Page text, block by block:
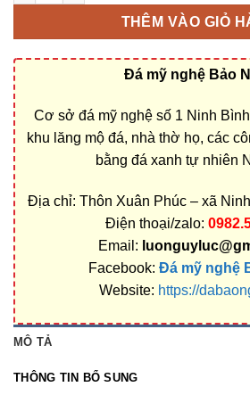
THÊM VÀO GIỎ
Đá mỹ nghệ Bảo
Cơ sở đá mỹ nghệ số 1 Ninh
khu lăng mộ đá, nhà thờ họ, các
bằng đá xanh tự nhiên
Địa chỉ: Thôn Xuân Phúc – xã
Điện thoại/zalo:
Email:
Facebook: Đá mỹ nghệ
Website: https://
MÔ TẢ
THÔNG TIN BỔ SUNG